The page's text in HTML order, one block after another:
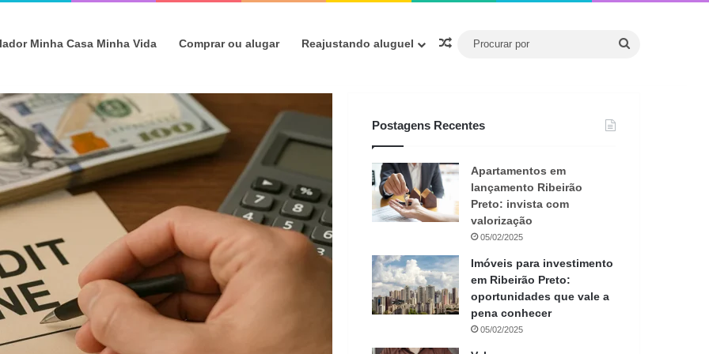
Minha Casa Minha Vida Comprar ou alugar Reajustando aluguel Artigo aleatório
Postagens Recentes
Apartamentos em
lançamento Ribeirão
Preto: invista com
valorização
05/02/2025
Imóveis para investimento
em Ribeirão Preto:
oportunidades que vale a
pena conhecer
05/02/2025